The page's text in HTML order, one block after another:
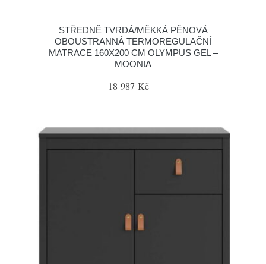
STŘEDNĚ TVRDÁ/MĚKKÁ PĚNOVÁ
OBOUSTRANNÁ TERMOREGULAČNÍ
MATRACE 160X200 CM OLYMPUS GEL –
MOONIA
18 987 Kč